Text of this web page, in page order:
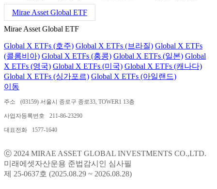
Mirae Asset Global ETF
Mirae Asset Global ETF
Global X ETFs (호주) Global X ETFs (브라질) Global X ETFs
(콜롬비아) Global X ETFs (홍콩) Global X ETFs (일본) Global
X ETFs (영국) Global X ETFs (미국) Global X ETFs (캐나다)
Global X ETFs (싱가포르) Global X ETFs (아일랜드)
이동
주소 (03159) 서울시 종로구 종로33, TOWER1 13층
사업자등록번호 211-86-23290
대표전화 1577-1640
ⓒ 2024 MIRAE ASSET GLOBAL INVESTMENTS CO.,LTD.
미래에셋자산운용 준법감시인 심사필
제 25-0637호 (2025.08.29 ~ 2026.08.28)